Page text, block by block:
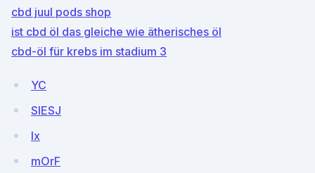
cbd juul pods shop
ist cbd öl das gleiche wie ätherisches öl
cbd-öl für krebs im stadium 3
YC
SlESJ
Ix
mOrF